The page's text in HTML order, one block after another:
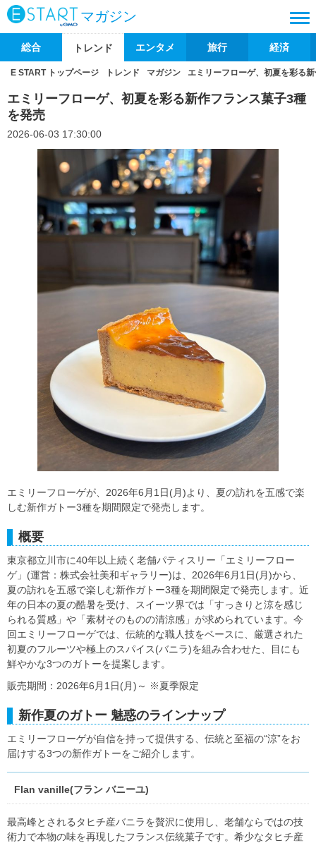
マガジン
総合 トレンド エンタメ 旅行 経済
E START トップページ トレンド マガジン エミリーフローゲ、初夏を彩る
エミリーフローゲ、初夏を彩る新作フランス菓子3種
を発売
2026-06-03 17:30:00
エミリーフローゲが、2026年6月1日(月)より、夏の訪れを五感で楽
しむ新作ガトー3種を期間限定で発売します。
概要
東京都立川市に40年以上続く老舗パティスリー「エミリーフロー
ゲ」(運営：株式会社美和ギャラリー)は、2026年6月1日(月)から、
夏の訪れを五感で楽しむ新作ガトー3種を期間限定で発売します。近
年の日本の夏の酷暑を受け、スイーツ界では「すっきりと涼を感じ
られる質感」や「素材そのものの清涼感」が求められています。今
回エミリーフローゲでは、伝統的な職人技をベースに、厳選された
初夏のフルーツや極上のスパイス(バニラ)を組み合わせた、目にも
鮮やかな3つのガトーを提案します。
販売期間：2026年6月1日(月)～ ※夏季限定
新作夏のガトー 魅惑のラインナップ
エミリーフローゲが自信を持って提供する、伝統と至福の“涼”をお
届けする3つの新作ガトーをご紹介します。
Flan vanille(フラン バニーユ)
最高峰とされるタヒチ産バニラを贅沢に使用し、老舗ならではの技
術力で本物の味を再現したフランス伝統菓子です。希少なタヒチ産